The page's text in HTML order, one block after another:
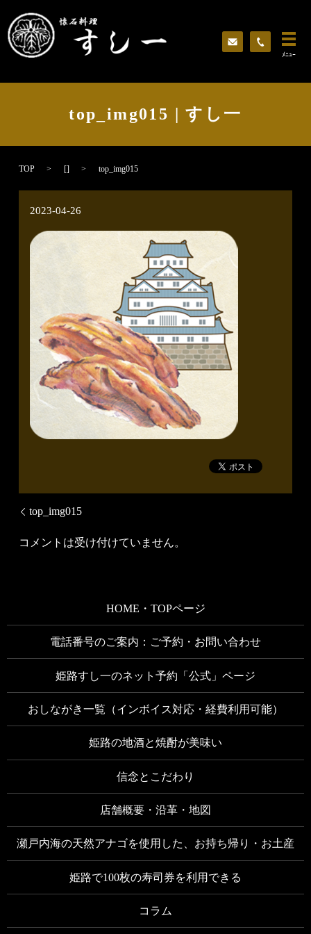
ﾒﾆｭｰ
top_img015 | すし一
TOP [] top_img015
2023-04-26
top_img015
コメントは受け付けていません。
HOME・TOPページ
電話番号のご案内：ご予約・お問い合わせ
姫路すし一のネット予約「公式」ページ
おしながき一覧（インボイス対応・経費利用可能）
姫路の地酒と焼酎が美味い
信念とこだわり
店舗概要・沿革・地図
瀬戸内海の天然アナゴを使用した、お持ち帰り・お土産
姫路で100枚の寿司券を利用できる
コラム